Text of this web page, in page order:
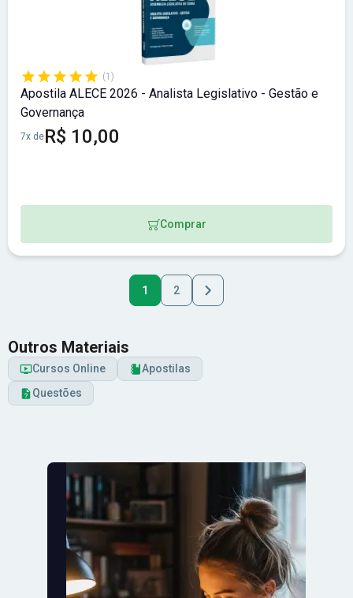
(1)
Apostila ALECE 2026 - Analista Legislativo - Gestão e
Governança
7x deR$ 10,00
Comprar
1 2
Outros Materiais
Cursos Online
Apostilas
Questões